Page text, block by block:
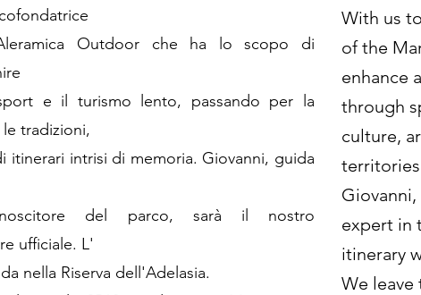
Outdoor che ha lo scopo di
e il turismo lento, passando per la
tradizioni,
itinerari intrisi di memoria. Giovanni, guida
del parco, sarà il nostro
ufficiale. L'
nella Riserva dell'Adelasia.
With us
of the
enhance
through
culture,
expert in
itinerary
We leave